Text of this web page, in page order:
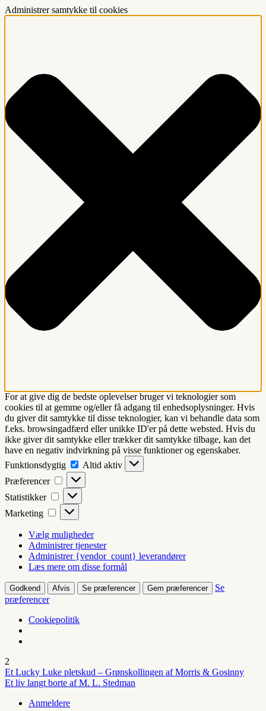
Administrer samtykke til cookies
For at give dig de bedste oplevelser bruger vi teknologier som
cookies til at gemme og/eller få adgang til enhedsoplysninger. Hvis
du giver dit samtykke til disse teknologier, kan vi behandle data som
f.eks. browsingadfærd eller unikke ID'er på dette websted. Hvis du
ikke giver dit samtykke eller trækker dit samtykke tilbage, kan det
have en negativ indvirkning på visse funktioner og egenskaber.
Funktionsdygtig
Funktionsdygtig
Altid aktiv
Præferencer
Præferencer
Statistikker Statistikker
Marketing Marketing
Vælg muligheder
Administrer tjenester
Administrer {vendor_count} leverandører
Læs mere om disse formål
Godkend Afvis Se præferencer Gem præferencer
Se
præferencer
Cookiepolitik
2
Et Lucky Luke pletskud – Grønskollingen af Morris & Gosinny
Et liv langt borte af M. L. Stedman
Anmeldere